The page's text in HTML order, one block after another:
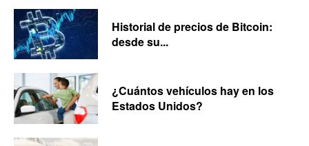
Historial de precios de Bitcoin:
desde su...
¿Cuántos vehículos hay en los
Estados Unidos?